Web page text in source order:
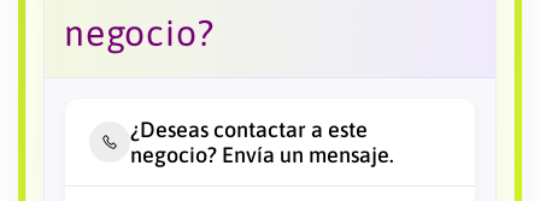
negocio?
¿Deseas contactar a este
negocio? Envía un mensaje.